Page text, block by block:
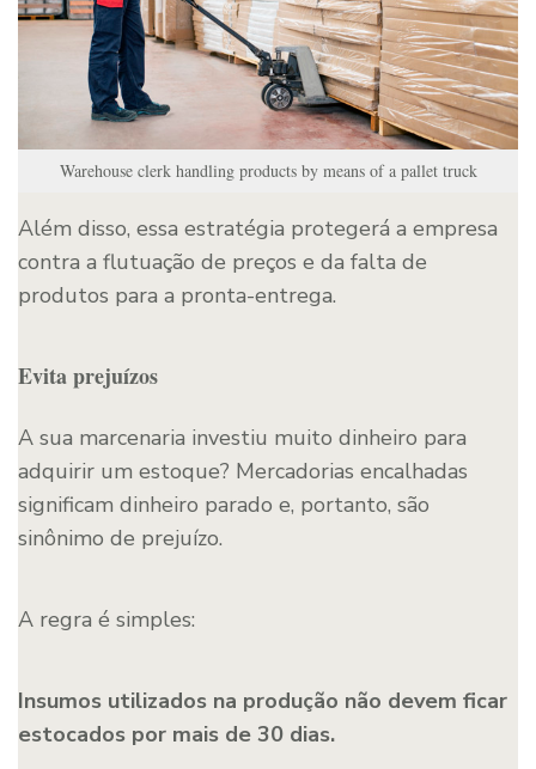
Warehouse clerk handling products by means of a pallet truck
Além disso, essa estratégia protegerá a empresa
contra a flutuação de preços e da falta de
produtos para a pronta-entrega.
Evita prejuízos
A sua marcenaria investiu muito dinheiro para
adquirir um estoque? Mercadorias encalhadas
significam dinheiro parado e, portanto, são
sinônimo de prejuízo.
A regra é simples:
Insumos utilizados na produção não devem ficar
estocados por mais de 30 dias.